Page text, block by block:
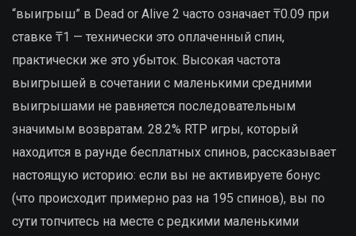
“выигрыш” в Dead or Alive 2 часто означает ₸0.09 при
ставке ₸1 — технически это оплаченный спин,
практически же это убыток. Высокая частота
выигрышей в сочетании с маленькими средними
выигрышами не равняется последовательным
значимым возвратам. 28.2% RTP игры, который
находится в раунде бесплатных спинов, рассказывает
настоящую историю: если вы не активируете бонус
(что происходит примерно раз на 195 спинов), вы по
сути топчитесь на месте с редкими маленькими